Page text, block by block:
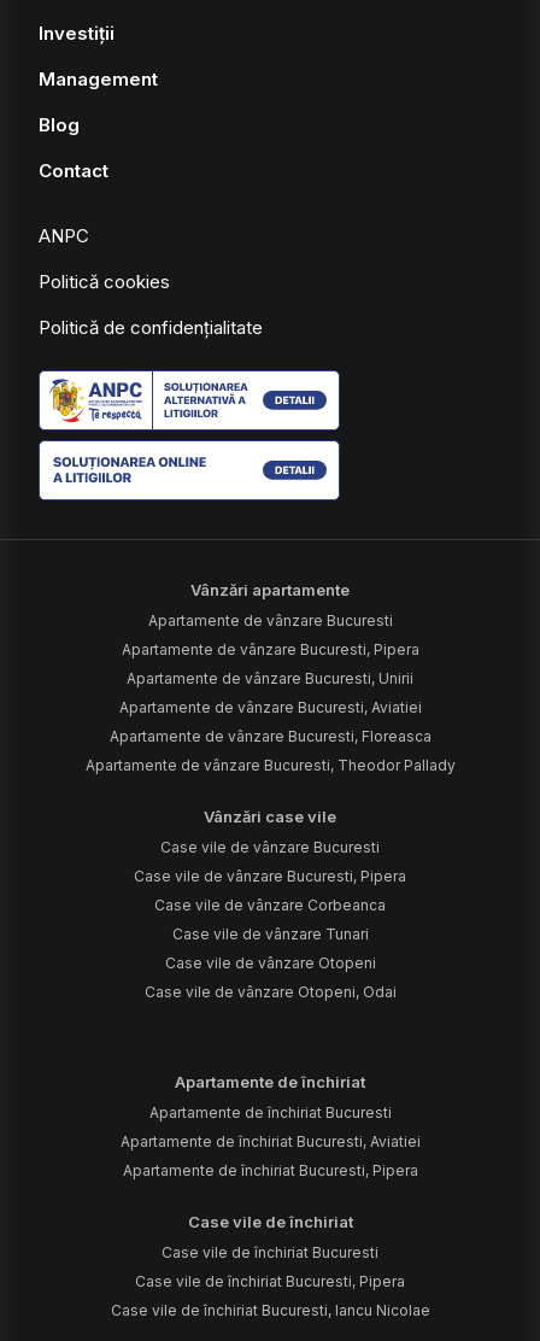
Investiții
Management
Blog
Contact
ANPC
Politică cookies
Politică de confidențialitate
Vânzări apartamente
Apartamente de vânzare Bucuresti
Apartamente de vânzare Bucuresti, Pipera
Apartamente de vânzare Bucuresti, Unirii
Apartamente de vânzare Bucuresti, Aviatiei
Apartamente de vânzare Bucuresti, Floreasca
Apartamente de vânzare Bucuresti, Theodor Pallady
Vânzări case vile
Case vile de vânzare Bucuresti
Case vile de vânzare Bucuresti, Pipera
Case vile de vânzare Corbeanca
Case vile de vânzare Tunari
Case vile de vânzare Otopeni
Case vile de vânzare Otopeni, Odai
Apartamente de închiriat
Apartamente de închiriat Bucuresti
Apartamente de închiriat Bucuresti, Aviatiei
Apartamente de închiriat Bucuresti, Pipera
Case vile de închiriat
Case vile de închiriat Bucuresti
Case vile de închiriat Bucuresti, Pipera
Case vile de închiriat Bucuresti, Iancu Nicolae